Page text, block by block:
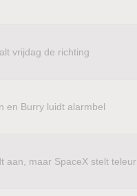
vrijdag de richting
en Burry luidt alarmbel
aan, maar SpaceX stelt teleur